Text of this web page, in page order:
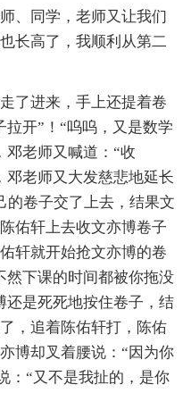
、同学，老师又让我们
长高了，我顺利从第二
了进来，手上还提着卷
开”！“呜呜，又是数学
邓老师又喊道：“收
邓老师又大发慈悲地延长
的卷子交了上去，结果文
佑轩上去收文亦博卷子
轩就开始抢文亦博的卷
然下课的时间都被你拖没
还是死死地按住卷子，结
，追着陈佑轩打，陈佑
博却叉着腰说：“因为你
：“又不是我扯的，是你